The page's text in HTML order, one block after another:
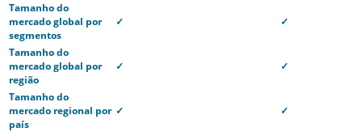
Tamanho do
mercado global por
segmentos
✓ ✓
Tamanho do
mercado global por
região
✓ ✓
Tamanho do
mercado regional por
país
✓ ✓